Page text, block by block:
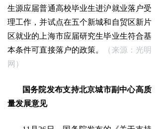
生源应届普通高校毕业生进沪就业落户受
理工作，并试点在五个新城和自贸区新片
区就业的上海市应届研究生毕业生符合基
本条件可直接落户的政策。
（来源：光明
网）
国务院发布支持北京城市副中心高质
量发展意见